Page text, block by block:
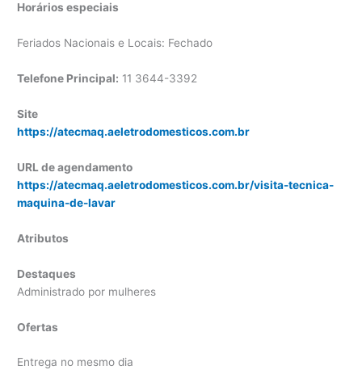
Horários especiais
Feriados Nacionais e Locais: Fechado
Telefone Principal: 11 3644-3392
Site
https://atecmaq.aeletrodomesticos.com.br
URL de agendamento
https://atecmaq.aeletrodomesticos.com.br/visita-tecnica-
maquina-de-lavar
Atributos
Destaques
Administrado por mulheres
Ofertas
Entrega no mesmo dia